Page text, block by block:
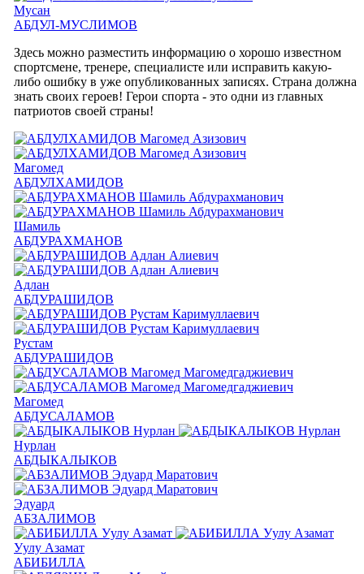
Мусан
АБДУЛ-МУСЛИМОВ
Здесь можно разместить информацию о хорошо известном
спортсмене, тренере, специалисте или исправить какую-
либо ошибку в уже опубликованных записях. Страна должна
знать своих героев! Герои спорта - это одни из главных
патриотов своей страны!
Магомед
АБДУЛХАМИДОВ
Шамиль
АБДУРАХМАНОВ
Адлан
АБДУРАШИДОВ
Рустам
АБДУРАШИДОВ
Магомед
АБДУСАЛАМОВ
Нурлан
АБДЫКАЛЫКОВ
Эдуард
АБЗАЛИМОВ
Уулу Азамат
АБИБИЛЛА